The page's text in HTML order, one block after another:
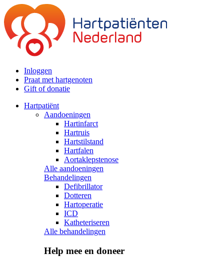
Inloggen
Praat met hartgenoten
Gift of donatie
Hartpatiënt
Aandoeningen
Hartinfarct
Hartruis
Hartstilstand
Hartfalen
Aortaklepstenose
Alle aandoeningen
Behandelingen
Defibrillator
Dotteren
Hartoperatie
ICD
Katheteriseren
Alle behandelingen
Help mee en doneer